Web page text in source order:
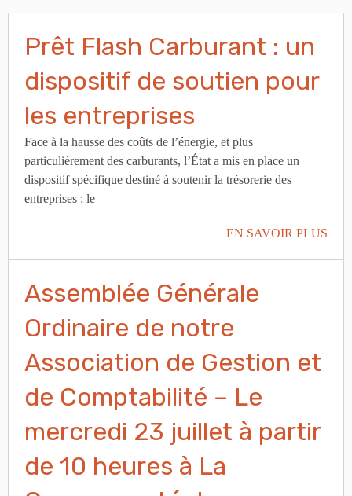
Prêt Flash Carburant : un
dispositif de soutien pour
les entreprises
Face à la hausse des coûts de l’énergie, et plus
particulièrement des carburants, l’État a mis en place un
dispositif spécifique destiné à soutenir la trésorerie des
entreprises : le
EN SAVOIR PLUS
Assemblée Générale
Ordinaire de notre
Association de Gestion et
de Comptabilité – Le
mercredi 23 juillet à partir
de 10 heures à La